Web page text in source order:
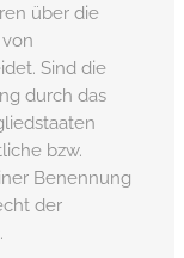
über die
Sind die
durch das
bzw.
Benennung
der